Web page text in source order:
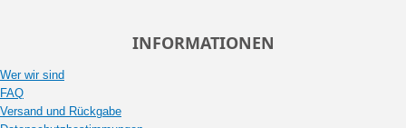
INFORMATIONEN
Wer wir sind
FAQ
Versand und Rückgabe